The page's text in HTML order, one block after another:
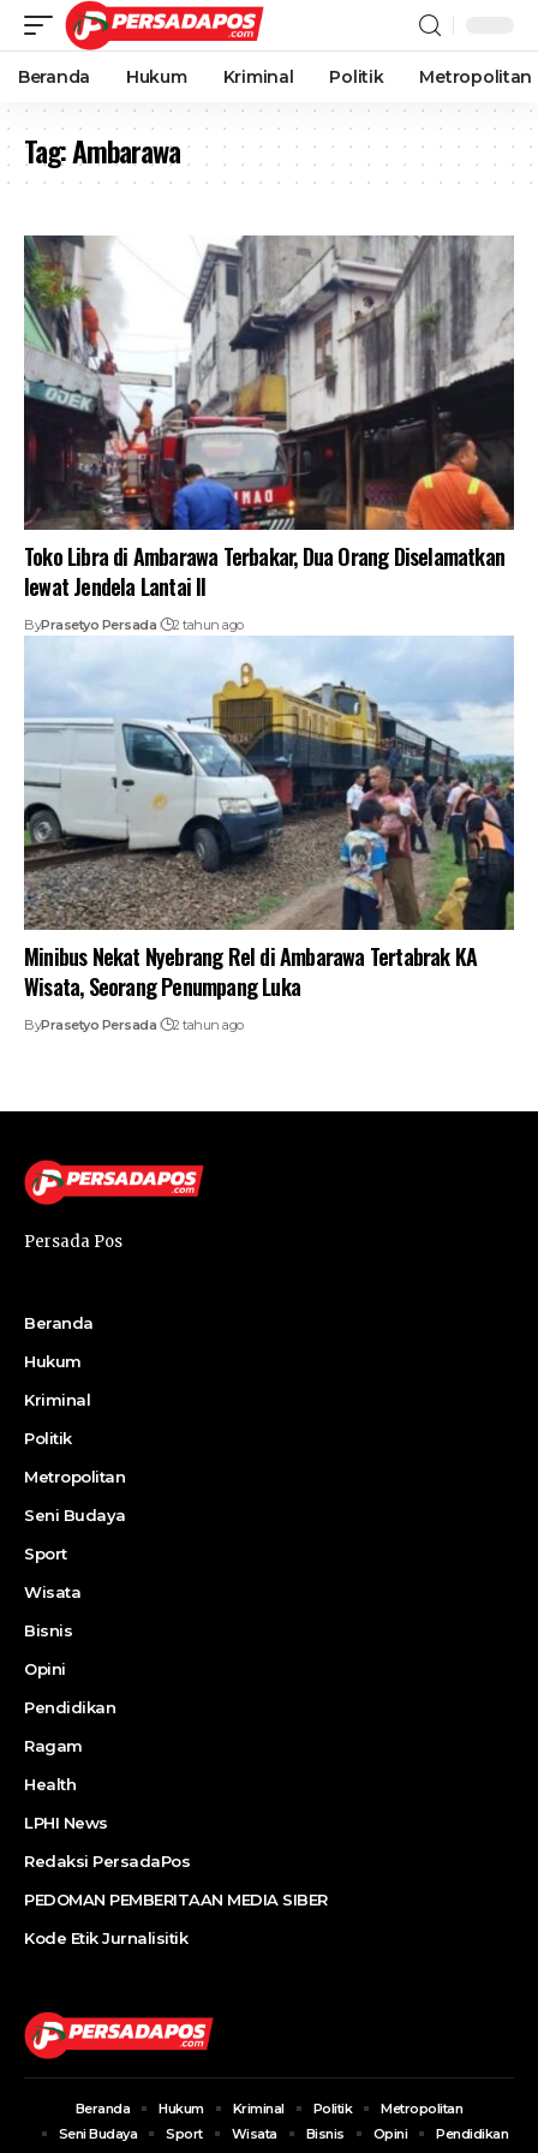
Beranda Hukum Kriminal Politik Metropolitan
Tag:Ambarawa
Toko Libra di Ambarawa Terbakar, Dua Orang Diselamatkan
lewat Jendela Lantai II
ByPrasetyo Persada 2 tahun ago
Minibus Nekat Nyebrang Rel di Ambarawa Tertabrak KA
Wisata, Seorang Penumpang Luka
ByPrasetyo Persada 2 tahun ago
Persada Pos
Beranda
Hukum
Kriminal
Politik
Metropolitan
Seni Budaya
Sport
Wisata
Bisnis
Opini
Pendidikan
Ragam
Health
LPHI News
Redaksi PersadaPos
PEDOMAN PEMBERITAAN MEDIA SIBER
Kode Etik Jurnalisitik
Beranda Hukum Kriminal Politik
Metropolitan
Seni Budaya
Sport Wisata Bisnis Opini
Pendidikan